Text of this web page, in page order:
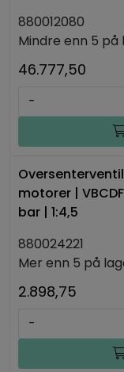
880012080
Mindre enn 5 på
46.777,50
-
motorer |
bar | 1:4,5
880024221
Mer enn 5 på
2.898,75
-